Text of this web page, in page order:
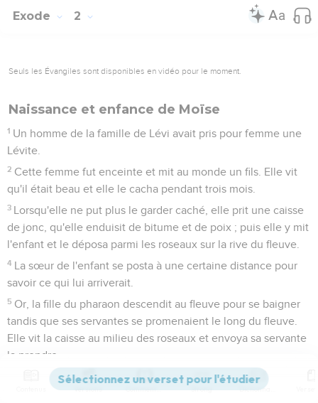
Exode 2
Seuls les Évangiles sont disponibles en vidéo pour le moment.
Naissance et enfance de Moïse
1 Un homme de la famille de Lévi avait pris pour femme une
Lévite.
2 Cette femme fut enceinte et mit au monde un fils. Elle vit
qu'il était beau et elle le cacha pendant trois mois.
3 Lorsqu'elle ne put plus le garder caché, elle prit une caisse
de jonc, qu'elle enduisit de bitume et de poix ; puis elle y mit
l'enfant et le déposa parmi les roseaux sur la rive du fleuve.
4 La sœur de l'enfant se posta à une certaine distance pour
savoir ce qui lui arriverait.
5 Or, la fille du pharaon descendit au fleuve pour se baigner
tandis que ses servantes se promenaient le long du fleuve.
Elle vit la caisse au milieu des roseaux et envoya sa servante
la prendre.
Quand elle l'ouvrit, elle vit l'enfant : c'était un petit garçon
qui pleurait. Prise de pitié pour lui, elle dit : « C'est un enfant
Versions Commentaires Strong